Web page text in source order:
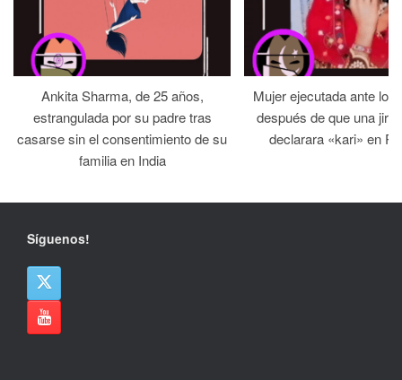
Ankita Sharma, de 25 años,
estrangulada por su padre tras
casarse sin el consentimiento de su
familia en India
Mujer ejecutada ante los
después de que una
declarara «kari» en
Síguenos!